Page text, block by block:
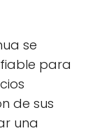
se
para
de sus
una